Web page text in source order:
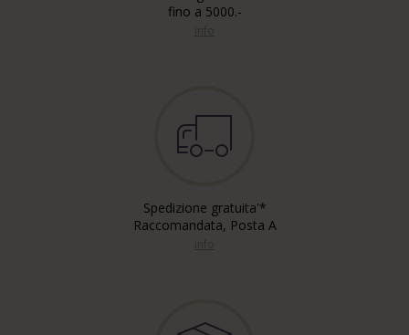
fino a 5000.-
Spedizione gratuita'*
Raccomandata, Posta A